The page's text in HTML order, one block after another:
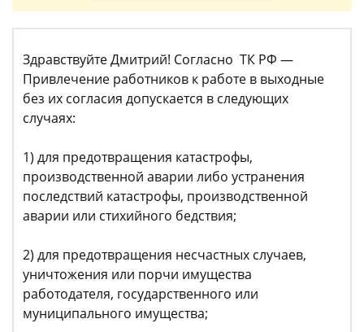
Здравствуйте Дмитрий! Согласно ТК РФ —
Привлечение работников к работе в выходные
без их согласия допускается в следующих
случаях:
1) для предотвращения катастрофы,
производственной аварии либо устранения
последствий катастрофы, производственной
аварии или стихийного бедствия;
2) для предотвращения несчастных случаев,
уничтожения или порчи имущества
работодателя, государственного или
муниципального имущества;